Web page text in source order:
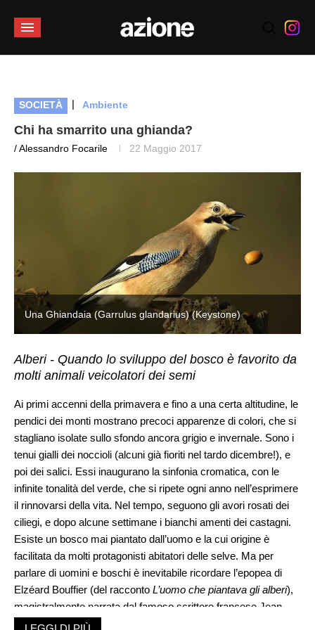
SOCIETÀ | Ambiente
Chi ha smarrito una ghianda?
/ Alessandro Focarile 22 Maggio 2017
Una Ghiandaia (Garrulus glandarius) (Keystone)
Alberi - Quando lo sviluppo del bosco è favorito da
molti animali veicolatori dei semi
Ai primi accenni della primavera e fino a una certa altitudine, le
pendici dei monti mostrano precoci apparenze di colori, che si
stagliano isolate sullo sfondo ancora grigio e invernale. Sono i
tenui gialli dei noccioli (alcuni già fioriti nel tardo dicembre!), e
poi dei salici. Essi inaugurano la sinfonia cromatica, con le
infinite tonalità del verde, che si ripete ogni anno nell’esprimere
il rinnovarsi della vita. Nel tempo, seguono gli avori rosati dei
ciliegi, e dopo alcune settimane i bianchi amenti dei castagni.
Esiste un bosco mai piantato dall’uomo e la cui origine è
facilitata da molti protagonisti abitatori delle selve. Ma per
parlare di uomini e boschi è inevitabile ricordare l’epopea di
Elzéard Bouffier (del racconto L’uomo che piantava gli alberi),
magistralmente narrata dal famoso scrittore francese Jean
Giono. L’avventura umana di un oscuro contadino-pastore del